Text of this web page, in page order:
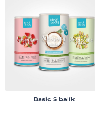
Basic S balík